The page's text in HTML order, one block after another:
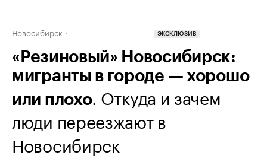
Новосибирск ЭКСКЛЮЗИВ
«Резиновый» Новосибирск:
мигранты в городе — хорошо
или плохо. Откуда и зачем
люди переезжают в
Новосибирск